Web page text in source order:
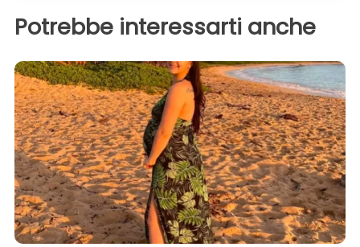
Potrebbe interessarti anche